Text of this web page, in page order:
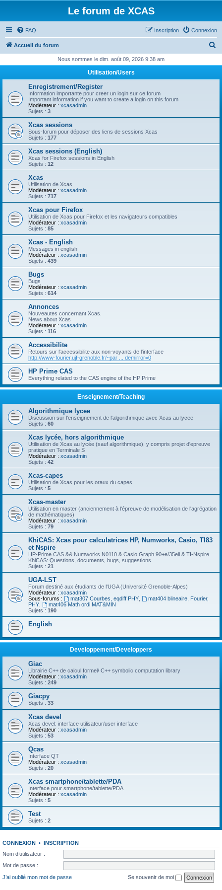
Le forum de XCAS
FAQ Connexion
Inscription
Accueil du forum
h
c
Nous sommes le dim. août 09, 2026 9:38 am
Utilisation/Users
Enregistrement/Register
Information importante pour creer un login sur ce forum
Important information if you want to create a login on this forum
Modérateur : xcasadmin
Sujets : 3
Xcas sessions
Sous-forum pour déposer des liens de sessions Xcas
Sujets : 177
Xcas sessions (English)
Xcas for Firefox sessions in English
Sujets : 12
Xcas
Utilisation de Xcas
Modérateur : xcasadmin
Sujets : 717
Xcas pour Firefox
Utilisation de Xcas pour Firefox et les navigateurs compatibles
Modérateur : xcasadmin
Sujets : 85
Xcas - English
Messages in english
Modérateur : xcasadmin
Sujets : 439
Bugs
Bugs
Modérateur : xcasadmin
Sujets : 614
Annonces
Nouveautes concernant Xcas.
News about Xcas
Modérateur : xcasadmin
Sujets : 116
Accessibilite
Retours sur l'accessibilite aux non-voyants de l'interface
http://www-fourier.ujf-grenoble.fr/~par ... demirror=0
HP Prime CAS
Everything related to the CAS engine of the HP Prime
Enseignement/Teaching
Algorithmique lycee
Discussion sur l'enseignement de l'algorithmique avec Xcas au lycee
Sujets : 60
Xcas lycée, hors algorithmique
Utilisation de Xcas au lycée (sauf algorithmique), y compris projet d'epreuve
pratique en Terminale S
Modérateur : xcasadmin
Sujets : 42
Xcas-capes
Utilisation de Xcas pour les oraux du capes.
Sujets : 5
Xcas-master
Utilisation en master (anciennement à l'épreuve de modélisation de l'agrégation
de mathématiques)
Modérateur : xcasadmin
Sujets : 79
KhiCAS: Xcas pour calculatrices HP, Numworks, Casio, TI83
et Nspire
HP-Prime CAS && Numworks N0110 & Casio Graph 90+e/35eii & TI-Nspire
KhiCAS: Questions, documents, bugs, suggestions.
Sujets : 21
UGA-LST
Forum destiné aux étudiants de l'UGA (Université Grenoble-Alpes)
Modérateur : xcasadmin
Sous-forums :
mat307 Courbes, eqdiff PHY,
mat404 blineaire, Fourier,
PHY
mat406 Math ordi MAT&MIN
Sujets : 190
English
Developpement/Developpers
Giac
Librairie C++ de calcul formel/ C++ symbolic computation library
Modérateur : xcasadmin
Sujets : 249
Giacpy
Sujets : 33
Xcas devel
Xcas devel: interface utilisateur/user interface
Modérateur : xcasadmin
Sujets : 53
Qcas
Interface QT
Modérateur : xcasadmin
Sujets : 20
Xcas smartphone/tablette/PDA
Interface pour smartphone/tablette/PDA
Modérateur : xcasadmin
Sujets : 5
Test
Sujets : 2
CONNEXION • INSCRIPTION
Nom d’utilisateur :
Mot de passe :
J’ai oublié mon mot de passe
Se souvenir de moi